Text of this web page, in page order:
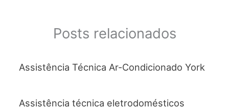
k
p
Posts relacionados
Assistência Técnica Ar-Condicionado York
Assistência técnica eletrodomésticos